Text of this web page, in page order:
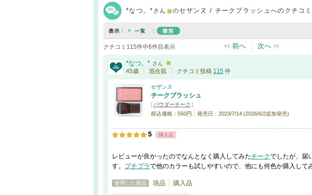
*なつ。* さん のセザンヌ / チークブラッシュへのクチコミ
クチコミ115件中6件目表示 前へ 次へ
*なつ。* さん
45歳 混合肌 クチコミ投稿 115 件
セザンヌ
チークブラッシュ
[ パウダーチーク ]
税込価格：550円
発売日：2023/7/14 (2026/6/2追加発売)
5 購入品
レビューが良かったのでなんとなく購入してみたチークでしたが、届
す。 プチプラで他のカラーも試しやすいので、他にも何色か購入して
使用した商品 現品 購入品